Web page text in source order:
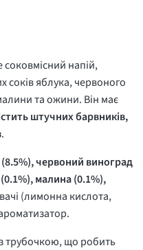
соковмісний напій,
соків яблука, червоного
та ожини. Він має
штучних барвників,
.
червоний виноград
малина (0.1%),
(лимонна кислота,
трубочкою, що робить